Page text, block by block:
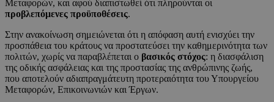
Μεταφορών, και αφού διαπιστωθεί ότι πληρούνται οι
προβλεπόμενες προϋποθέσεις.
Στην ανακοίνωση σημειώνεται ότι η απόφαση αυτή ενισχύει την
προσπάθεια του κράτους να προστατεύσει την καθημερινότητα των
πολιτών, χωρίς να παραβλέπεται ο βασικός στόχος: η διασφάλιση
της οδικής ασφάλειας και της προστασίας της ανθρώπινης ζωής,
που αποτελούν αδιαπραγμάτευτη προτεραιότητα του Υπουργείου
Μεταφορών, Επικοινωνιών και Έργων.